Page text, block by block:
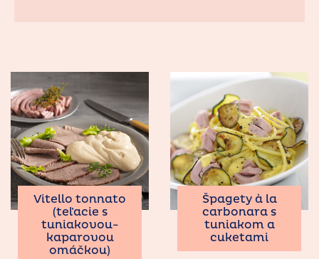
Vitello tonnato
(teľacie s
tuniakovou-
kaparovou
omáčkou)
Špagety à la
carbonara s
tuniakom a
cuketami